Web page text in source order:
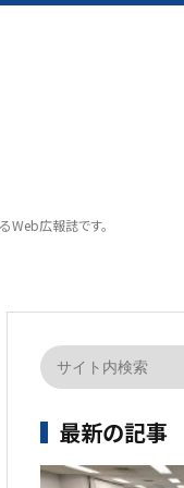
Web広報誌です。
最新の記事